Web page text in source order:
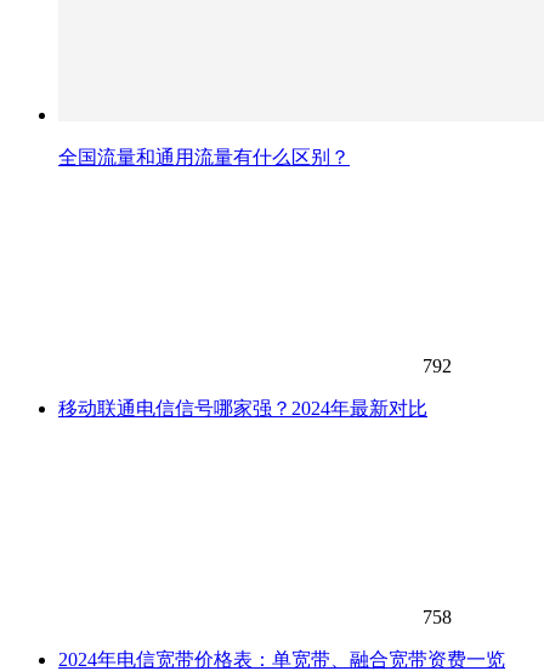
全国流量和通用流量有什么区别？
792
移动联通电信信号哪家强？2024年最新对比
758
2024年电信宽带价格表：单宽带、融合宽带资费一览